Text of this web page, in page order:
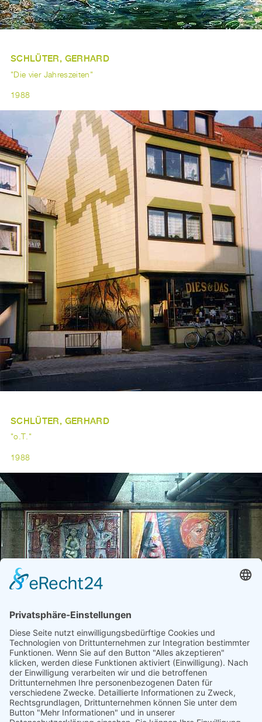
SCHLÜTER, GERHARD
"Die vier Jahreszeiten"
1988
SCHLÜTER, GERHARD
"o.T."
1988
SCHLÜTER, GERHARD
"Galerie in der Stadt"